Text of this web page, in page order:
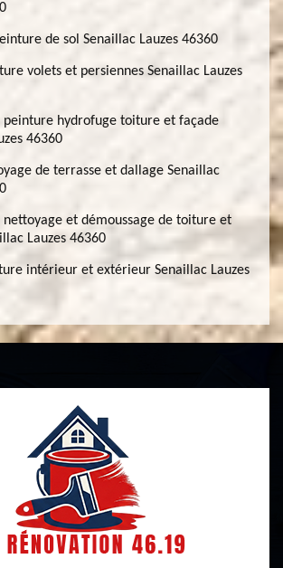
de sol Senaillac Lauzes 46360
volets et persiennes Senaillac Lauzes
peinture hydrofuge toiture et façade
46360
de terrasse et dallage Senaillac
et démoussage de toiture et
Lauzes 46360
intérieur et extérieur Senaillac Lauzes